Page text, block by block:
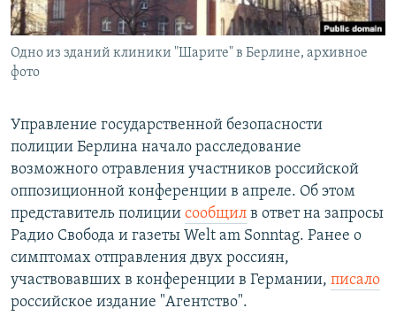
Одно из зданий клиники "Шарите" в Берлине, архивное
фото
Управление государственной безопасности
полиции Берлина начало расследование
возможного отравления участников российской
оппозиционной конференции в апреле. Об этом
представитель полиции сообщил в ответ на запросы
Радио Свобода и газеты Welt am Sonntag. Ранее о
симптомах отправления двух россиян,
участвовавших в конференции в Германии, писало
российское издание "Агентство".